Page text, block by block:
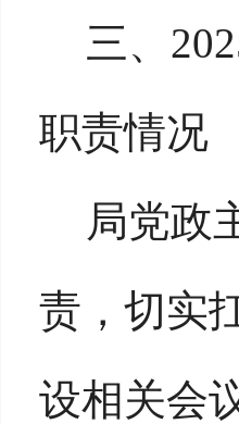
三、
职责情况
局党政
责，切实
设相关会